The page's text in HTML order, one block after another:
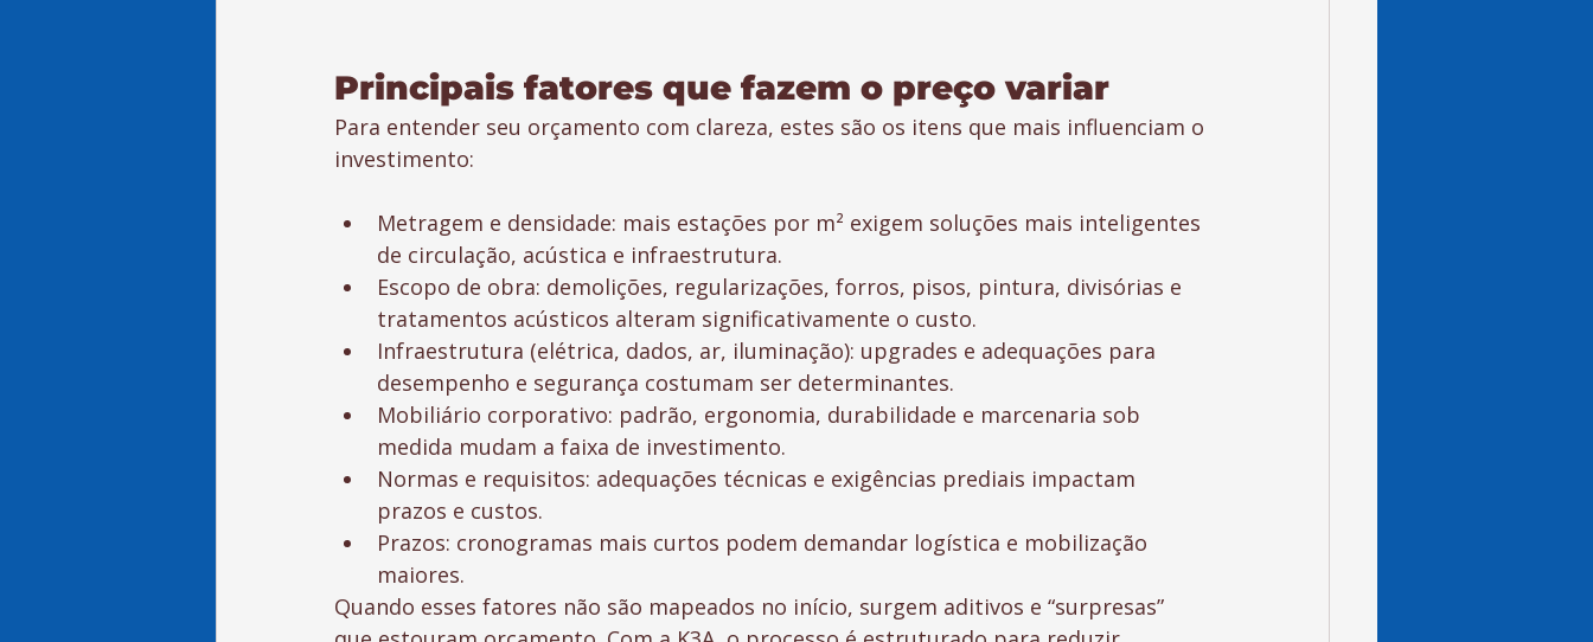
Principais fatores que fazem o preço variar
Para entender seu orçamento com clareza, estes são os itens que mais influenciam o
investimento:
Metragem e densidade: mais estações por m² exigem soluções mais inteligentes
de circulação, acústica e infraestrutura.
Escopo de obra: demolições, regularizações, forros, pisos, pintura, divisórias e
tratamentos acústicos alteram significativamente o custo.
Infraestrutura (elétrica, dados, ar, iluminação): upgrades e adequações para
desempenho e segurança costumam ser determinantes.
Mobiliário corporativo: padrão, ergonomia, durabilidade e marcenaria sob
medida mudam a faixa de investimento.
Normas e requisitos: adequações técnicas e exigências prediais impactam
prazos e custos.
Prazos: cronogramas mais curtos podem demandar logística e mobilização
maiores.
Quando esses fatores não são mapeados no início, surgem aditivos e “surpresas”